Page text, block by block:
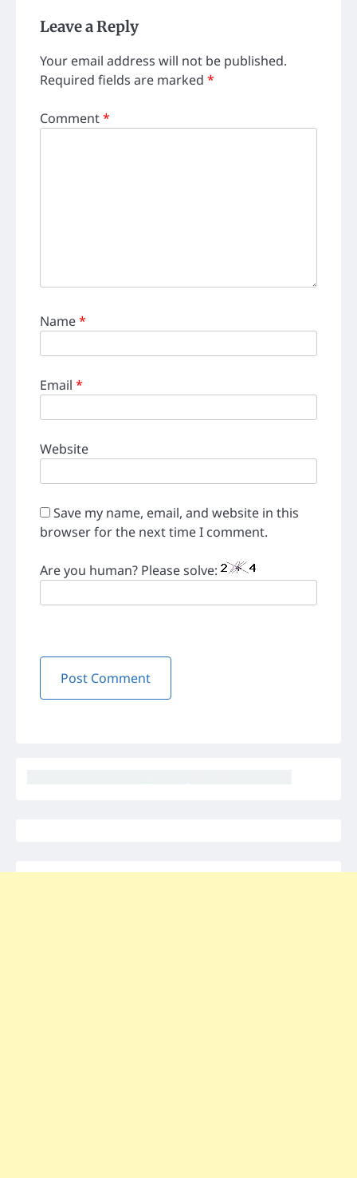
Leave a Reply
Your email address will not be published.
Required fields are marked *
Comment*
Name*
Email *
Website
Save my name, email, and website in this
browser for the next time I comment.
Are you human? Please solve: